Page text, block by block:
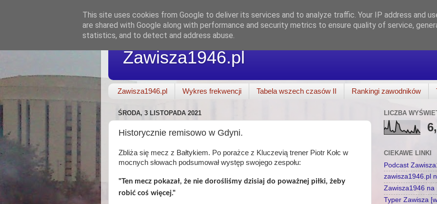
Zawisza1946.pl
Zawisza1946.pl Wykres frekwencji Tabela wszech czasów II Rankingi zawodników
ŚRODA, 3 LISTOPADA 2021
Historycznie remisowo w Gdyni.
Zbliża się mecz z Bałtykiem. Po porażce z Kluczevią trener Piotr Kołc w
mocnych słowach podsumował występ swojego zespołu:
"Ten mecz pokazał, że nie dorośliśmy dzisiaj do poważnej piłki, żeby
robić coś więcej."
LICZBA
CIEKAWE LINKI
Podcast
zawisza1946.pl
Zawisza1946 na
Typer Zawisza
This site uses cookies from Google to deliver its services and to analyze traffic. Your IP address and
are shared with Google along with performance and security metrics to ensure quality of service,
statistics, and to detect and address abuse.